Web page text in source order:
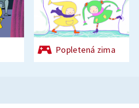
Popletená zima